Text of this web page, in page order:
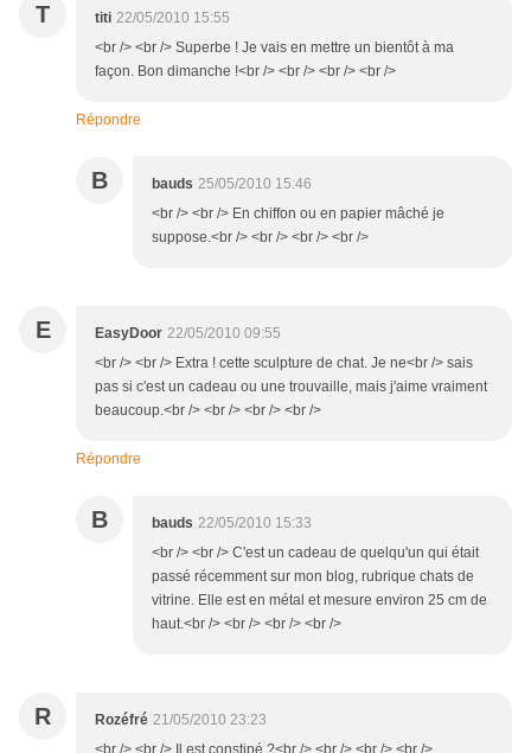
T titi 22/05/2010 15:55
<br /> <br /> Superbe ! Je vais en mettre un bientôt à ma
façon. Bon dimanche !<br /> <br /> <br /> <br />
Répondre
B bauds 25/05/2010 15:46
<br /> <br /> En chiffon ou en papier mâché je
suppose.<br /> <br /> <br /> <br />
E EasyDoor 22/05/2010 09:55
<br /> <br /> Extra ! cette sculpture de chat. Je ne<br /> sais
pas si c'est un cadeau ou une trouvaille, mais j'aime vraiment
beaucoup.<br /> <br /> <br /> <br />
Répondre
B bauds 22/05/2010 15:33
<br /> <br /> C'est un cadeau de quelqu'un qui était
passé récemment sur mon blog, rubrique chats de
vitrine. Elle est en métal et mesure environ 25 cm de
haut.<br /> <br /> <br /> <br />
R Rozéfré 21/05/2010 23:23
<br /> <br /> Il est constipé ?<br /> <br /> <br /> <br />